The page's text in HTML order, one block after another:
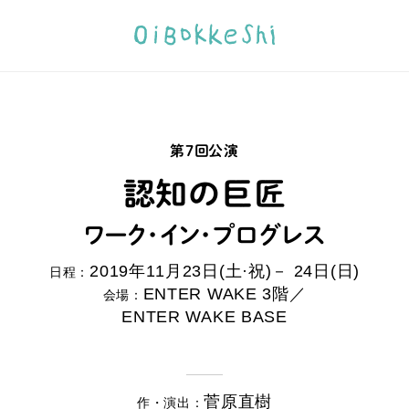
第7回公演
認知の巨匠
ワーク・イン・プログレス
日程：2019年11月23日(土·祝) － 24日(日)
会場： ENTER WAKE 3階／
ENTER WAKE BASE
作・演出：菅原直樹